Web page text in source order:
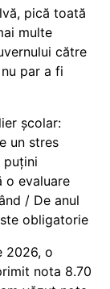
pică toată
multe
către
par a fi
școlar:
un stres
puțini
o evaluare
/ De anul
obligatorie
2026, o
nota 8.70